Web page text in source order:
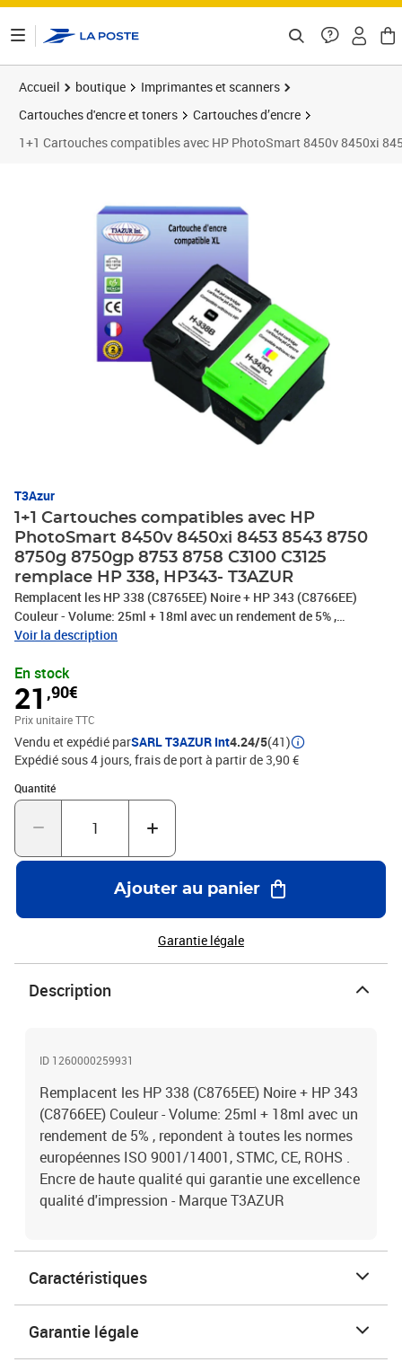
Accueil boutique
Imprimantes et scanners
Cartouches d'encre et toners
Cartouches d’encre
1+1 Cartouches compatibles avec HP PhotoSmart 8450v 8450xi
T3Azur
1+1 Cartouches compatibles avec HP
PhotoSmart 8450v 8450xi 8453 8543 8750
8750g 8750gp 8753 8758 C3100 C3125
remplace HP 338, HP343- T3AZUR
Remplacent les HP 338 (C8765EE) Noire + HP 343 (C8766EE)
Couleur - Volume: 25ml + 18ml avec un rendement de 5% ,
repondent à toutes les normes européennes ISO 9001/14001,
excellence qualité d'impression - Marque T3AZUR
Voir la description
En stock
21 ,90€
Prix unitaire TTC
Vendu et expédié parSARL T3AZUR Int4.24/5(41)
Expédié sous 4 jours, frais de port à partir de 3,90 €
Quantité
Quantité : 1
Ajouter au panier
Garantie légale
Description
ID 1260000259931
Remplacent les HP 338 (C8765EE) Noire + HP 343
(C8766EE) Couleur - Volume: 25ml + 18ml avec un
rendement de 5% , repondent à toutes les normes
européennes ISO 9001/14001, STMC, CE, ROHS .
Encre de haute qualité qui garantie une excellence
qualité d'impression - Marque T3AZUR
Caractéristiques
Garantie légale